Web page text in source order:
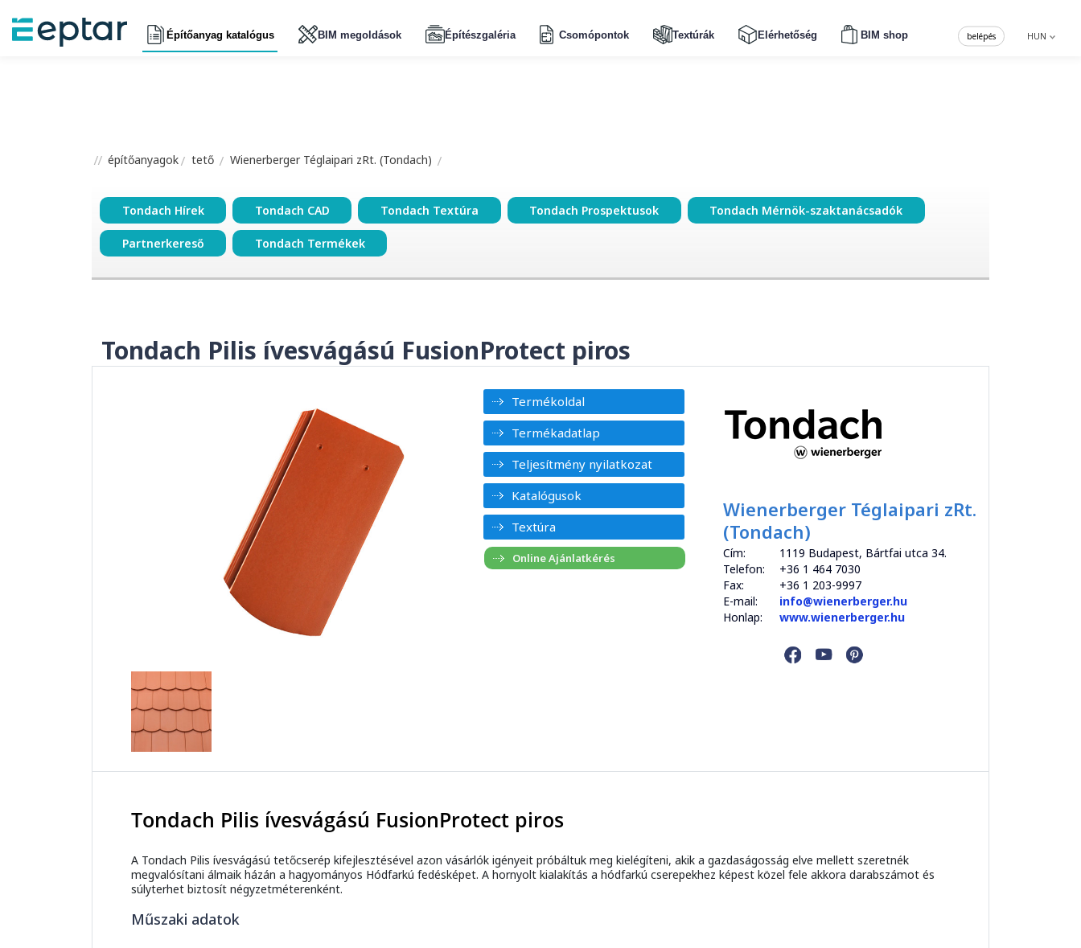
Építőanyag katalógus BIM megoldások Építészgaléria Csomópontok Textúrák Elérhetőség BIM shop HUN
belépés
építőanyagok tető Wienerberger Téglaipari zRt. (Tondach)
Tondach Hírek Tondach CAD Tondach Textúra Tondach Prospektusok Tondach Mérnök-szaktanácsadók
Partnerkereső Tondach Termékek
Tondach Pilis ívesvágású FusionProtect piros
Termékoldal
Termékadatlap
Teljesítmény nyilatkozat
Katalógusok
Textúra
Wienerberger Téglaipari zRt.
(Tondach)
Cím:
1119 Budapest, Bártfai utca 34.
Telefon:
+36 1 464 7030
Fax:
+36 1 203-9997
E-mail:
info@wienerberger.hu
Honlap:
www.wienerberger.hu
Tondach Pilis ívesvágású FusionProtect piros
A Tondach Pilis ívesvágású tetőcserép kifejlesztésével azon vásárlók igényeit próbáltuk meg kielégíteni, akik a gazdaságosság elve mellett szeretnék
megvalósítani álmaik házán a hagyományos Hódfarkú fedésképet. A hornyolt kialakítás a hódfarkú cserepekhez képest közel fele akkora darabszámot és
súlyterhet biztosít négyzetméterenként.
Műszaki adatok